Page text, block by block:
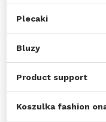
Plecaki
Bluzy
Product support
Koszulka fashion